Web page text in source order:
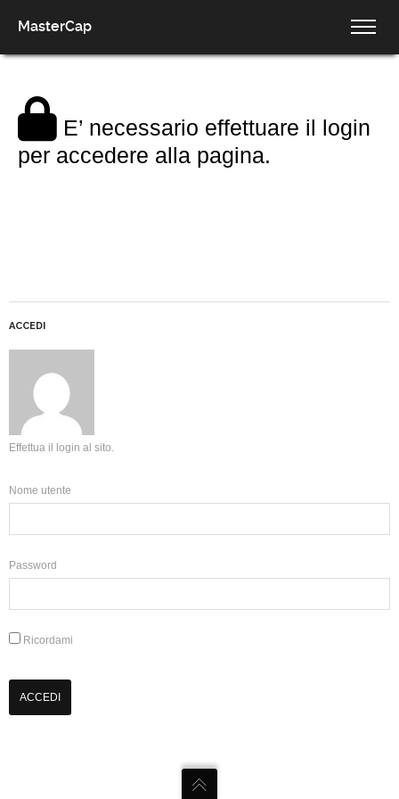
MasterCap
E’ necessario effettuare il login
per accedere alla pagina.
ACCEDI
Effettua il login al sito.
Nome utente
Password
Ricordami